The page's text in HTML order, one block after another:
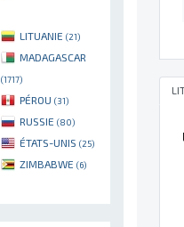
LITUANIE (21)
MADAGASCAR
(1717)
PÉROU (31)
RUSSIE (80)
ÉTATS-UNIS (25)
ZIMBABWE (6)